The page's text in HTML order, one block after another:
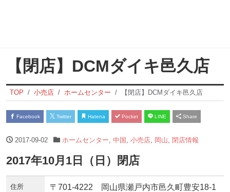
【閉店】DCMダイキ邑久店
TOP 小売店 ホームセンター 【閉店】DCMダイキ邑久店
Facebook Twitter Hatena Pocket LINE Share
2017-09-02 ホームセンター 中国 小売店, 岡山 閉店情報
2017年10月1日（日）閉店
住所 〒701-4222 岡山県瀬戸内市邑久町豊安18-1